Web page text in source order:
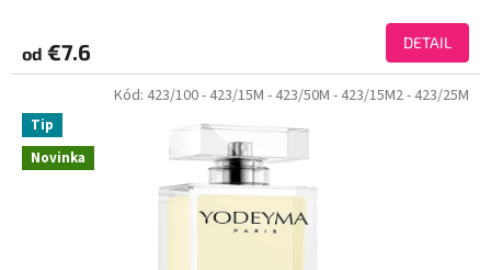
od €7.6 DETAIL
Novinka
Tip
Kód: 423/100- 423/15M - 423/50M - 423/15M2- 423/25M